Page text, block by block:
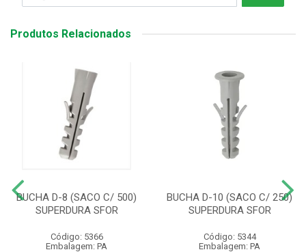
Produtos Relacionados
BUCHA D-8 (SACO C/ 500)
SUPERDURA SFOR
Código: 5366
Embalagem: PA
BUCHA D-10 (SACO C/ 250)
SUPERDURA SFOR
Código: 5344
Embalagem: PA